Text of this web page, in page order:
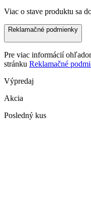
Viac o stave produktu sa
Reklamačné podmienky
Pre viac informácií
stránku Reklamačné
Výpredaj
Akcia
Posledný kus